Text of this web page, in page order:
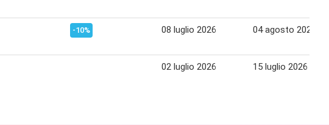
-10% 08 luglio 2026 04 agosto 2026
02 luglio 2026 15 luglio 2026